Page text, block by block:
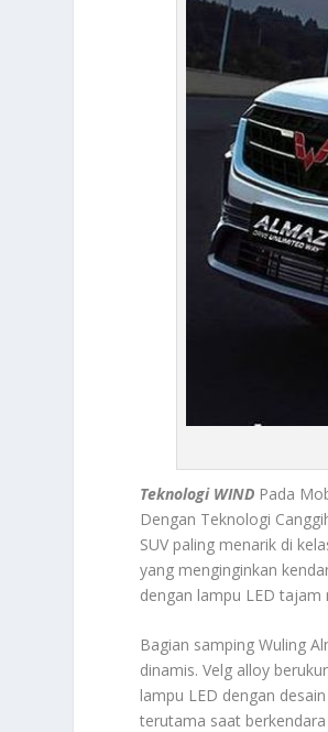
Teknologi WIND Pada
Dengan Teknologi
SUV paling menarik di
yang menginginkan
dengan lampu LED
Bagian samping Wuling
dinamis. Velg alloy
lampu LED dengan
terutama saat